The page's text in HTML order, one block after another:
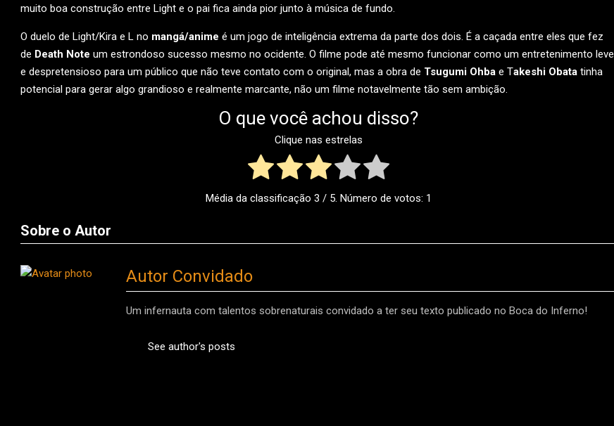
muito boa construção entre Light e o pai fica ainda pior junto à música de fundo.
O duelo de Light/Kira e L no mangá/anime é um jogo de inteligência extrema da parte dos dois. É a caçada entre eles que fez
de Death Note um estrondoso sucesso mesmo no ocidente. O filme pode até mesmo funcionar como um entretenimento leve
e despretensioso para um público que não teve contato com o original, mas a obra de Tsugumi Ohba e Takeshi Obata tinha
potencial para gerar algo grandioso e realmente marcante, não um filme notavelmente tão sem ambição.
O que você achou disso?
Clique nas estrelas
Média da classificação 3 / 5. Número de votos: 1
Sobre o Autor
Autor Convidado
Um infernauta com talentos sobrenaturais convidado a ter seu texto publicado no Boca do Inferno!
See author's posts